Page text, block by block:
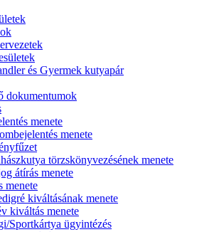
és Gyermek kutyapár
dokumentumok
menete
menete
törzskönyvezésének menete
átírás menete
menete
kiváltásának menete
kiváltás menete
Sportkártya ügyintézés